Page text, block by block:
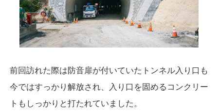
前回訪れた際は防音扉が付いていたトンネル入り口も
今ではすっかり解放され、入り口を固めるコンクリー
トもしっかりと打たれていました。